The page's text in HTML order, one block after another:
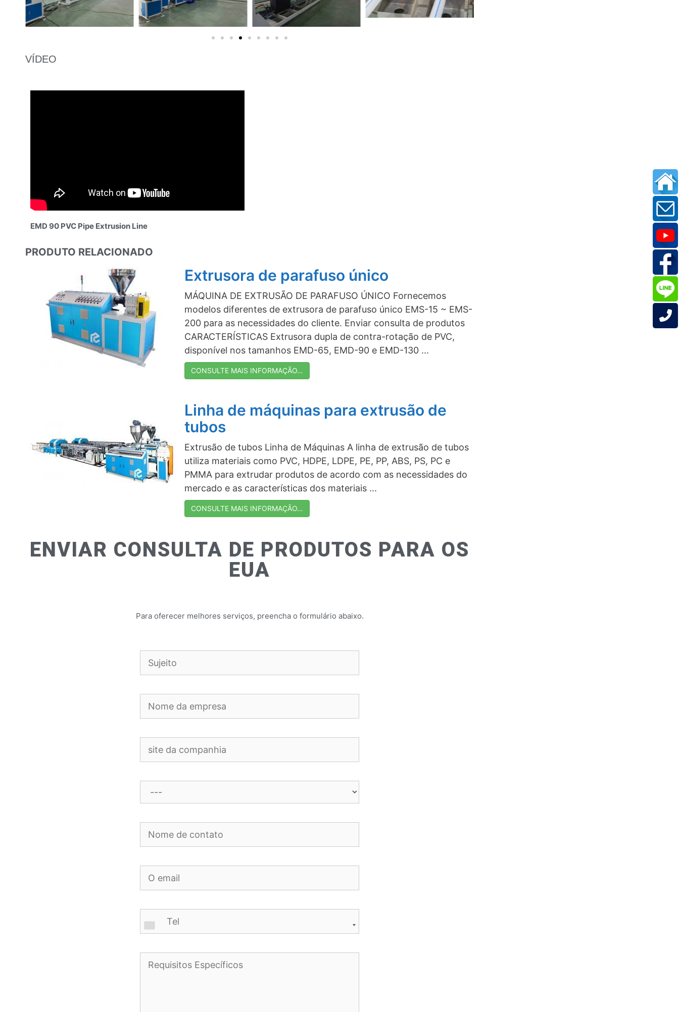
VÍDEO
EMD 90 PVC Pipe Extrusion Line
PRODUTO RELACIONADO
Extrusora de parafuso único
MÁQUINA DE EXTRUSÃO DE PARAFUSO ÚNICO Fornecemos
modelos diferentes de extrusora de parafuso único EMS-15 ~ EMS-
200 para as necessidades do cliente. Enviar consulta de produtos
CARACTERÍSTICAS Extrusora dupla de contra-rotação de PVC,
disponível nos tamanhos EMD-65, EMD-90 e EMD-130 ...
CONSULTE MAIS INFORMAÇÃO…
Linha de máquinas para extrusão de
tubos
Extrusão de tubos Linha de Máquinas A linha de extrusão de tubos
utiliza materiais como PVC, HDPE, LDPE, PE, PP, ABS, PS, PC e
PMMA para extrudar produtos de acordo com as necessidades do
mercado e as características dos materiais ...
CONSULTE MAIS INFORMAÇÃO…
ENVIAR CONSULTA DE PRODUTOS PARA OS
EUA
Para oferecer melhores serviços, preencha o formulário abaixo.